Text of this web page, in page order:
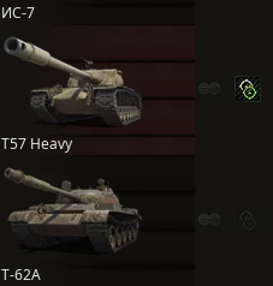
ИС-7
T57 Heavy
Т-62А